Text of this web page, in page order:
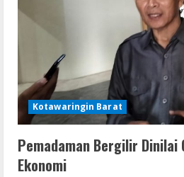
Kotawaringin Barat
Pemadaman Bergilir
Ekonomi